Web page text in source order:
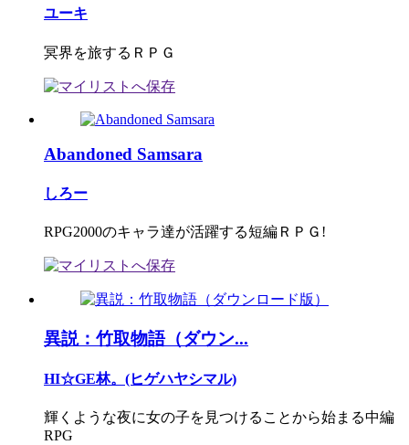
ユーキ
冥界を旅するＲＰＧ
Abandoned Samsara
しろー
RPG2000のキャラ達が活躍する短編ＲＰＧ!
異説：竹取物語（ダウン...
HI☆GE林。(ヒゲハヤシマル)
輝くような夜に女の子を見つけることから始まる中編
RPG